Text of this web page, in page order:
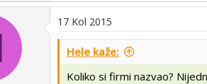
t
a
17 Kol 2015
Hele kaže:
Koliko si firmi nazvao?